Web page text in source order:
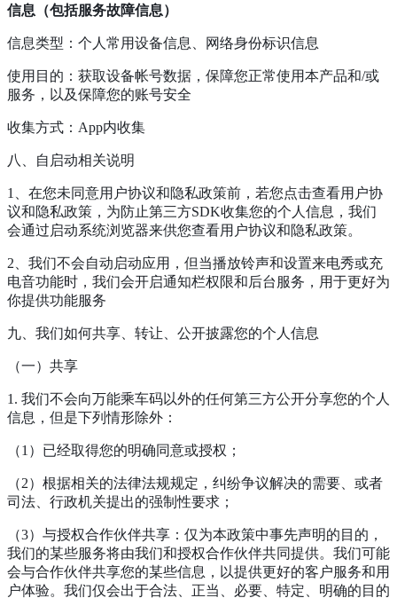
信息（包括服务故障信息）
信息类型：个人常用设备信息、网络身份标识信息
使用目的：获取设备帐号数据，保障您正常使用本产品和/或
服务，以及保障您的账号安全
收集方式：App内收集
八、自启动相关说明
1、在您未同意用户协议和隐私政策前，若您点击查看用户协
议和隐私政策，为防止第三方SDK收集您的个人信息，我们
会通过启动系统浏览器来供您查看用户协议和隐私政策。
2、我们不会自动启动应用，但当播放铃声和设置来电秀或充
电音功能时，我们会开启通知栏权限和后台服务，用于更好为
你提供功能服务
九、我们如何共享、转让、公开披露您的个人信息
（一）共享
1. 我们不会向万能乘车码以外的任何第三方公开分享您的个人
信息，但是下列情形除外：
（1）已经取得您的明确同意或授权；
（2）根据相关的法律法规规定，纠纷争议解决的需要、或者
司法、行政机关提出的强制性要求；
（3）与授权合作伙伴共享：仅为本政策中事先声明的目的，
我们的某些服务将由我们和授权合作伙伴共同提供。我们可能
会与合作伙伴共享您的某些信息，以提供更好的客户服务和用
户体验。我们仅会出于合法、正当、必要、特定、明确的目的